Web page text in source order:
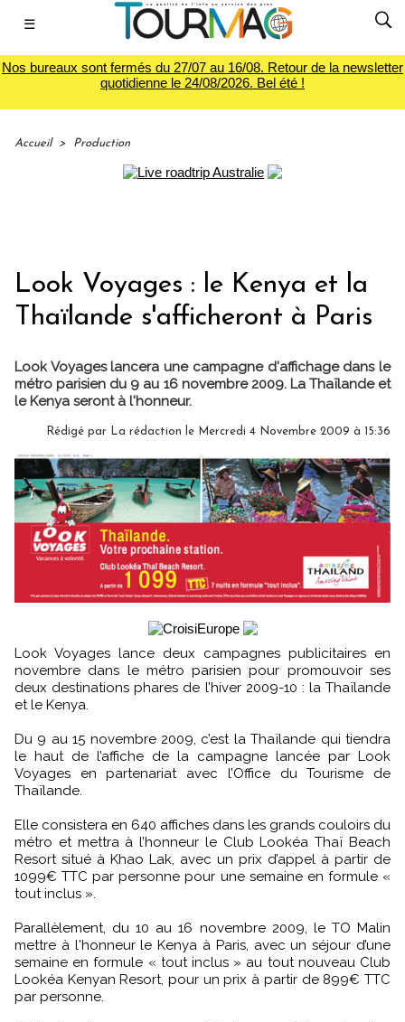
☰
Nos bureaux sont fermés du 27/07 au 16/08. Retour de la newsletter
quotidienne le 24/08/2026. Bel été !
Accueil > Production
Look Voyages : le Kenya et la
Thaïlande s'afficheront à Paris
Look Voyages lancera une campagne d'affichage dans le
métro parisien du 9 au 16 novembre 2009. La Thaïlande et
le Kenya seront à l'honneur.
Rédigé par La rédaction le Mercredi 4 Novembre 2009 à 15:36
Look Voyages lance deux campagnes publicitaires en
novembre dans le métro parisien pour promouvoir ses
deux destinations phares de l’hiver 2009-10 : la Thaïlande
et le Kenya.
Du 9 au 15 novembre 2009, c’est la Thaïlande qui tiendra
le haut de l’affiche de la campagne lancée par Look
Voyages en partenariat avec l’Office du Tourisme de
Thaïlande.
Elle consistera en 640 affiches dans les grands couloirs du
métro et mettra à l’honneur le Club Lookéa Thaï Beach
Resort situé à Khao Lak, avec un prix d’appel à partir de
1099€ TTC par personne pour une semaine en formule «
tout inclus ».
Parallèlement, du 10 au 16 novembre 2009, le TO Malin
mettre à l'honneur le Kenya à Paris, avec un séjour d’une
semaine en formule « tout inclus » au tout nouveau Club
Lookéa Kenyan Resort, pour un prix à partir de 899€ TTC
par personne.